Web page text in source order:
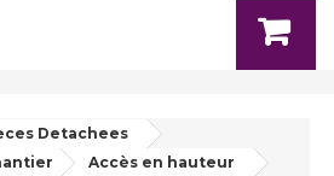
Detachees
Accès en hauteur